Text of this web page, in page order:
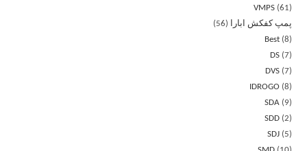
VMPS 61
پمپ کفکش ابارا
56
Best 8
DS 7
DVS 7
IDROGO
8
SDA
9
SDD 2
SDJ
5